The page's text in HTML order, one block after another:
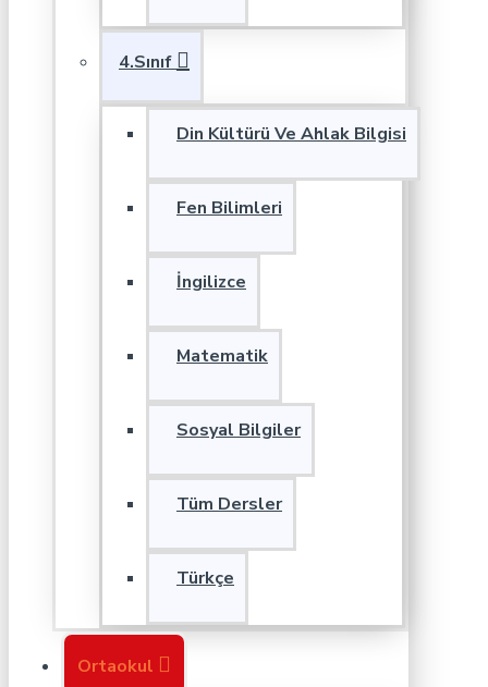
4.Sınıf
Din Kültürü Ve Ahlak Bilgisi
Fen Bilimleri
İngilizce
Matematik
Sosyal Bilgiler
Tüm Dersler
Türkçe
Ortaokul